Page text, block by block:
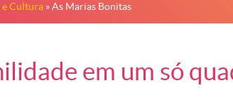
e Cultura » As Marias Bonitas
em um só